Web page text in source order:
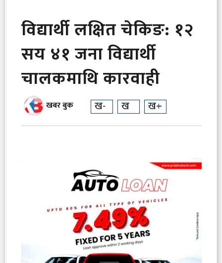
विद्यार्थी लक्षित चेकिङ: १२
सय ४१ जना विद्यार्थी
चालकमाथि कारवाही
खबर बुक ख- ख ख+